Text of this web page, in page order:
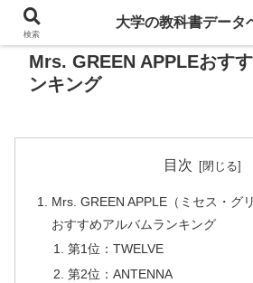
Mrs. GREEN APPLEおす
ンキング
目次
Mrs. GREEN APPLE（ミセス・グ
おすすめアルバムランキング
第1位：TWELVE
第2位：ANTENNA
検索
大学の教科書データ